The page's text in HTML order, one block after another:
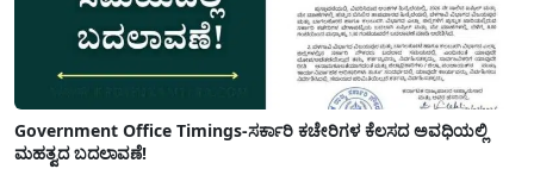
Government Office Timings-ಸರ್ಕಾರಿ ಕಚೇರಿಗಳ ಕೆಲಸದ ಅವಧಿಯಲ್ಲಿ
ಮಹತ್ವದ ಬದಲಾವಣೆ!